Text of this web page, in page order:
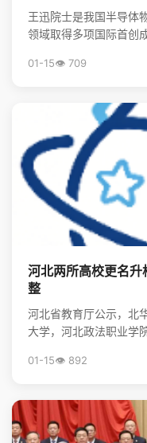
王迅院士是我国半导体
领域取得多项国际首创
01-15👁️ 709
河北两所高校更名升
整
河北省教育厅公示，北
大学，河北政法职业学
01-15👁️ 892